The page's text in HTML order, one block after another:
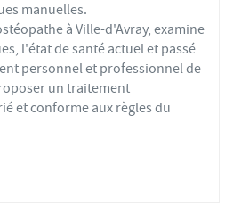
manuelles.
à Ville-d'Avray, examine
l'état de santé actuel et passé
personnel et professionnel de
un traitement
et conforme aux règles du
aux recommandations de